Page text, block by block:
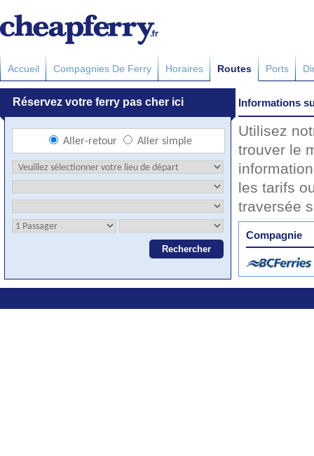
Accueil Compagnies De Ferry Horaires Routes Ports
Informations
Utilisez
trouver le
les tarifs
traversée
Compagnie